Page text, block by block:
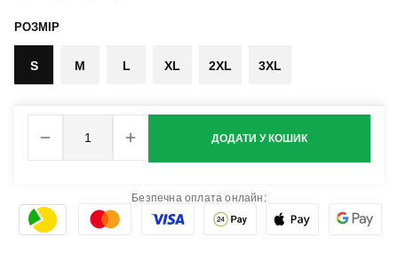
РОЗМІР
S M L XL 2XL 3XL
ДОДАТИ У КОШИК
Безпечна оплата онлайн: